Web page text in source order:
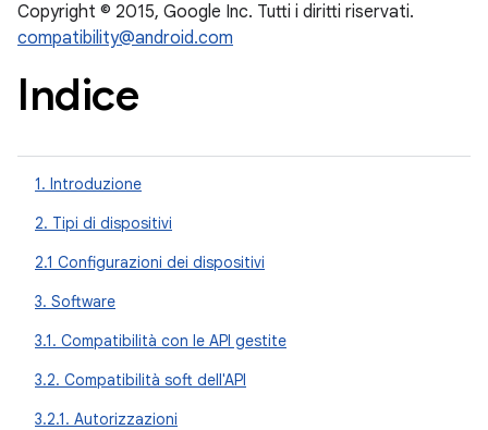
Copyright © 2015, Google Inc. Tutti i diritti riservati.
compatibility@android.com
Indice
1. Introduzione
2. Tipi di dispositivi
2.1 Configurazioni dei dispositivi
3. Software
3.1. Compatibilità con le API gestite
3.2. Compatibilità soft dell'API
3.2.1. Autorizzazioni